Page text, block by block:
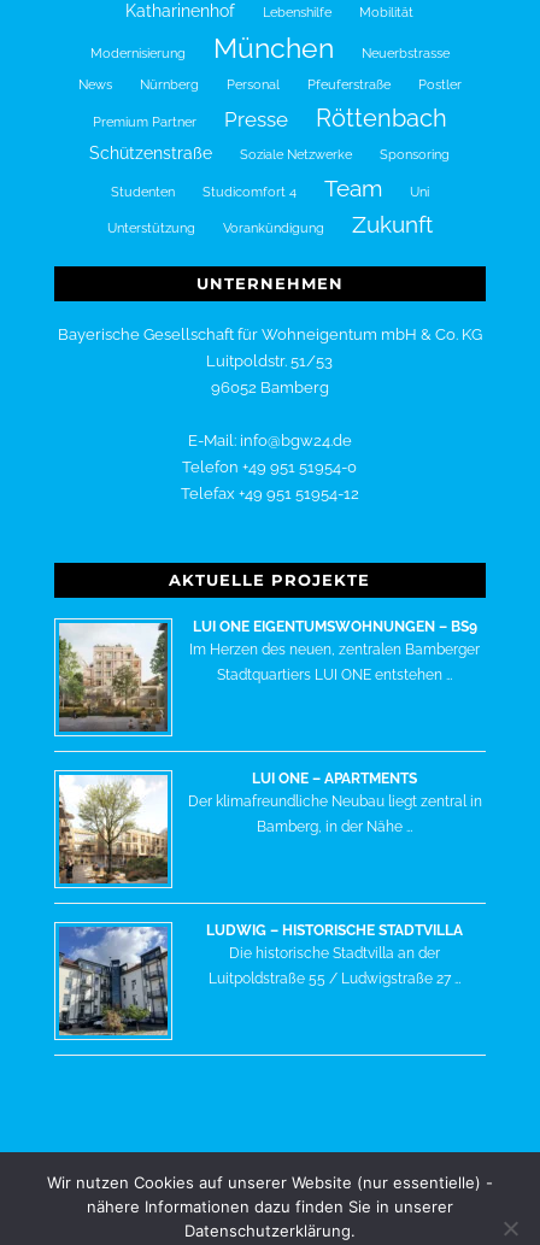
Katharinenhof
Lebenshilfe Mobilität
Modernisierung München Neuerbstrasse
News Nürnberg Personal Pfeuferstraße Postler
Premium Partner Presse Röttenbach
Schützenstraße Soziale Netzwerke Sponsoring
Studenten Studicomfort 4 Team Uni
Unterstützung Vorankündigung Zukunft
UNTERNEHMEN
Bayerische Gesellschaft für Wohneigentum mbH & Co. KG
Luitpoldstr. 51/53
96052 Bamberg
E-Mail: info@bgw24.de
Telefon +49 951 51954-0
Telefax +49 951 51954-12
AKTUELLE PROJEKTE
LUI ONE EIGENTUMSWOHNUNGEN – BS9
Im Herzen des neuen, zentralen Bamberger
Stadtquartiers LUI ONE entstehen …
LUI ONE – APARTMENTS
Der klimafreundliche Neubau liegt zentral in
Bamberg, in der Nähe …
LUDWIG – HISTORISCHE STADTVILLA
Die historische Stadtvilla an der
Luitpoldstraße 55 / Ludwigstraße 27 …
YOUTUBE INSTAGRAM
Wir nutzen Cookies auf unserer Website (nur essentielle) -
nähere Informationen dazu finden Sie in unserer
Datenschutzerklärung.